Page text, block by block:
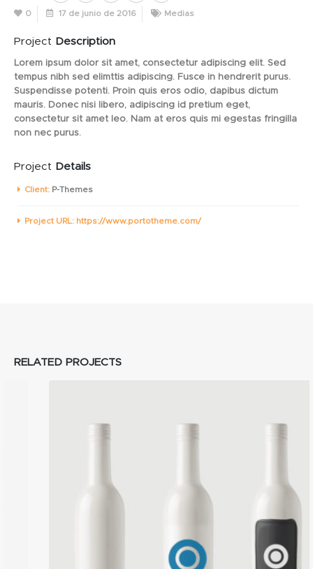
0 17 de junio de 2016 Medias
Project Description
Lorem ipsum dolor sit amet, consectetur adipiscing elit. Sed
tempus nibh sed elimttis adipiscing. Fusce in hendrerit purus.
Suspendisse potenti. Proin quis eros odio, dapibus dictum
mauris. Donec nisi libero, adipiscing id pretium eget,
consectetur sit amet leo. Nam at eros quis mi egestas fringilla
non nec purus.
Project Details
Client: P-Themes
Project URL: https://www.portotheme.com/
RELATED PROJECTS